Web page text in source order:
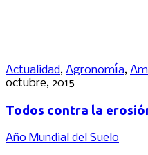
Actualidad, Agronomía,
octubre, 2015
Todos contra la
Año Mundial del Suelo